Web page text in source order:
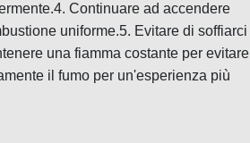
Continuare ad accendere
uniforme.5. Evitare di soffiarci
una fiamma costante per evitare
il fumo per un'esperienza più